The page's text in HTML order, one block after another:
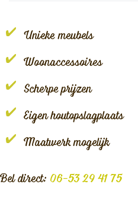
Unieke meubels
Woonaccessoires
Scherpe prijzen
Eigen houtopslagplaats
Maatwerk mogelijk
Bel direct: 06-53 29 41 75